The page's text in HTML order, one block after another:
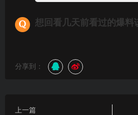
想回看几天前看过的爆料
分享到：
上一篇